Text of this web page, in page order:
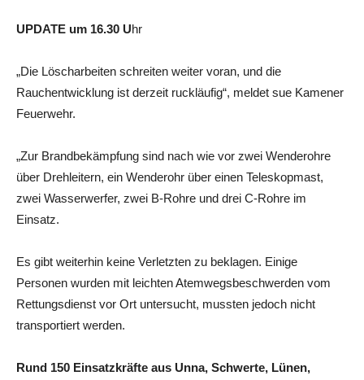
UPDATE um 16.30 Uhr
„Die Löscharbeiten schreiten weiter voran, und die
Rauchentwicklung ist derzeit ruckläufig“, meldet sue Kamener
Feuerwehr.
„Zur Brandbekämpfung sind nach wie vor zwei Wenderohre
über Drehleitern, ein Wenderohr über einen Teleskopmast,
zwei Wasserwerfer, zwei B-Rohre und drei C-Rohre im
Einsatz.
Es gibt weiterhin keine Verletzten zu beklagen. Einige
Personen wurden mit leichten Atemwegsbeschwerden vom
Rettungsdienst vor Ort untersucht, mussten jedoch nicht
transportiert werden.
Rund 150 Einsatzkräfte aus Unna, Schwerte, Lünen,